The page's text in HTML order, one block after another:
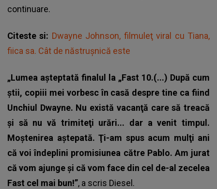
continuare.
Citeste si: Dwayne Johnson, filmuleţ viral cu Tiana,
fiica sa. Cât de năstruşnică este
„Lumea aşteptată finalul la „Fast 10.(...) După cum
ştii, copiii mei vorbesc în casă despre tine ca fiind
Unchiul Dwayne. Nu există vacanţă care să treacă
şi să nu vă trimiteţi urări... dar a venit timpul.
Moştenirea aştepată. Ţi-am spus acum mulţi ani
că voi îndeplini promisiunea către Pablo. Am jurat
că vom ajunge şi că vom face din cel de-al zecelea
Fast cel mai bun!”, a scris Diesel.